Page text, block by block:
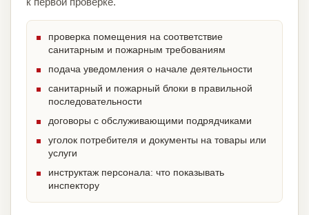
проверка помещения на соответствие
санитарным и пожарным требованиям
подача уведомления о начале деятельности
санитарный и пожарный блоки в правильной
последовательности
договоры с обслуживающими подрядчиками
уголок потребителя и документы на товары или
услуги
инструктаж персонала: что показывать
инспектору